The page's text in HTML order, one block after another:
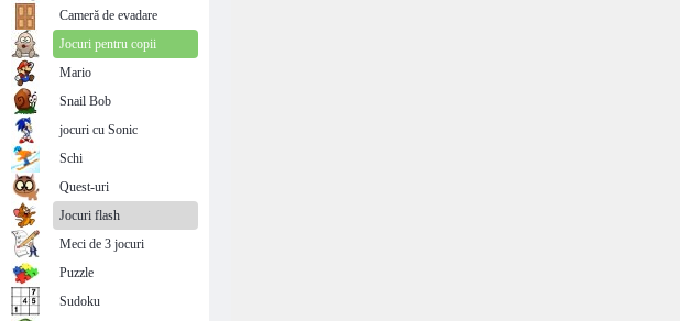
Cameră de evadare
Jocuri pentru copii
Mario
Snail Bob
jocuri cu Sonic
Schi
Quest-uri
Jocuri flash
Meci de 3 jocuri
Puzzle
Sudoku